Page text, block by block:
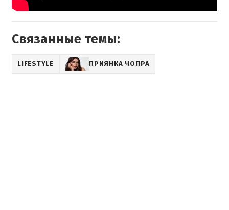
Связанные темы:
LIFESTYLE ПРИЯНКА ЧОПРА